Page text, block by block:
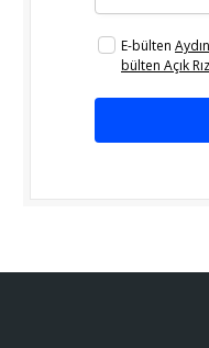
E-bülten
bülten Açık